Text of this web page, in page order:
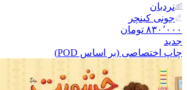
نردبان
جونی کینچر
۸۳۰٬۰۰۰ تومان
جدید
چاپ اختصاصی (بر اساس POD)